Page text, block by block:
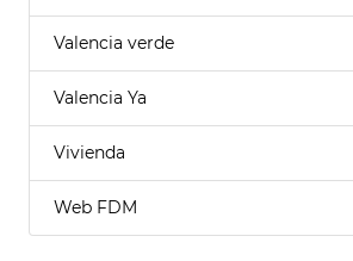
Valencia verde
Valencia Ya
Vivienda
Web FDM